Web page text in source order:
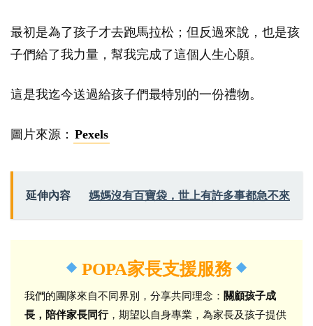
最初是為了孩子才去跑馬拉松；但反過來說，也是孩
子們給了我力量，幫我完成了這個人生心願。
這是我迄今送過給孩子們最特別的一份禮物。
圖片來源： Pexels
延伸內容 媽媽沒有百寶袋，世上有許多事都急不來
POPA家長支援服務
我們的團隊來自不同界別，分享共同理念： 關顧孩子成
長，陪伴家長同行，期望以自身專業，為家長及孩子提供